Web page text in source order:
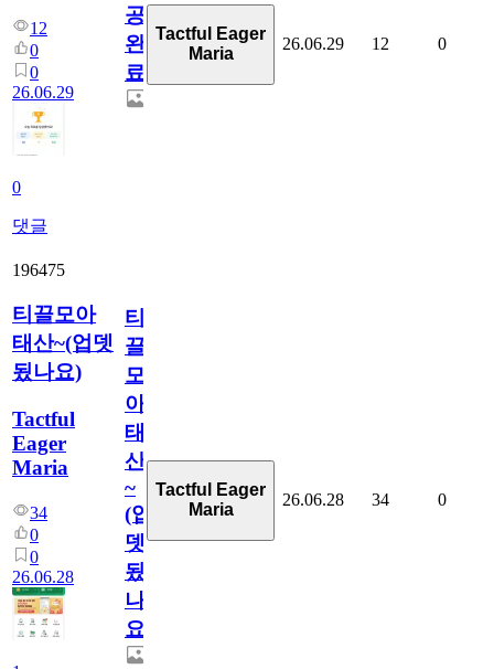
12
0
0
26.06.29
0
댓글
공
완
료
Tactful Eager
Maria
26.06.29 12 0
196475
티끌모아
태산~(업뎃
됬나요)
Tactful
Eager
Maria
34
0
0
26.06.28
티
끌
모
아
태
산
~
(업
뎃
됬
나
요)
Tactful Eager
Maria
26.06.28 34 0